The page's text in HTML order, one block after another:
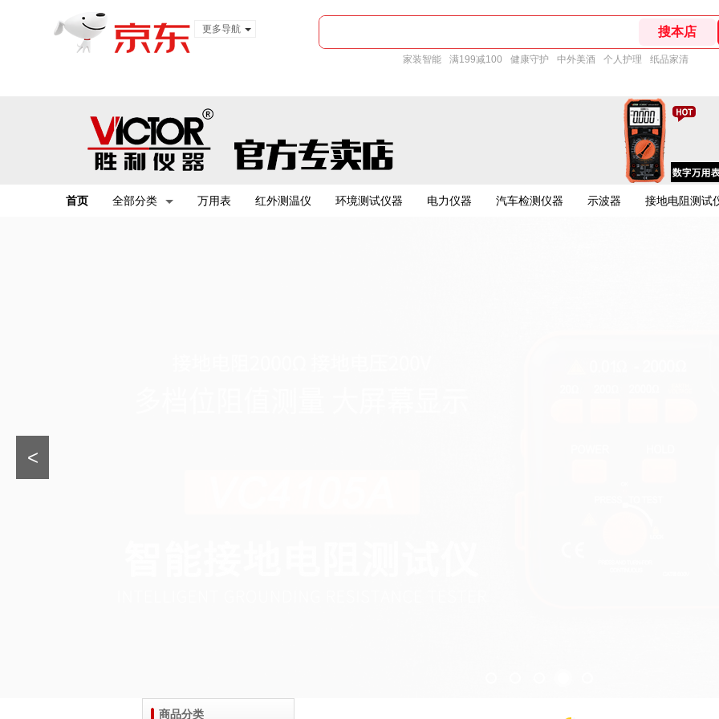
更多导航
家装智能 满199减100 健康守护 中外美酒 个人护理 纸品家清
首页 全部分类 万用表 红外测温仪 环境测试仪器 电力仪器 汽车检测仪器 示波器 接地电阻测试
<
商品分类